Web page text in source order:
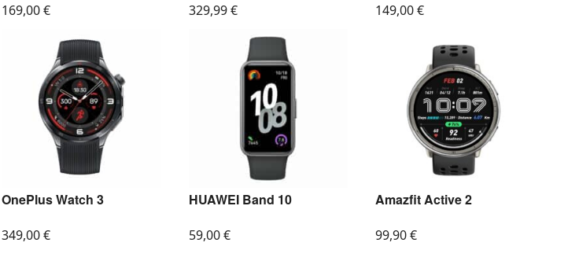
169,00€ 329,99€ 149,00€
OnePlus Watch 3
349,00€
HUAWEI Band 10
59,00€
Amazfit Active 2
99,90€